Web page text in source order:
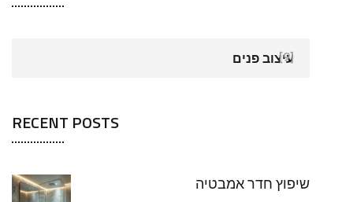
עיצוב פנים[9]
RECENT POSTS
שיפוץ חדר אמבטיה